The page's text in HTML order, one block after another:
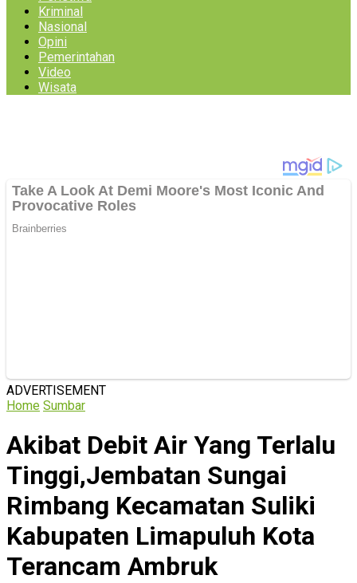
Kriminal
Nasional
Opini
Pemerintahan
Video
Wisata
ADVERTISEMENT
Home Sumbar
Akibat Debit Air Yang Terlalu
Tinggi,Jembatan Sungai
Rimbang Kecamatan Suliki
Kabupaten Limapuluh Kota
Terancam Ambruk